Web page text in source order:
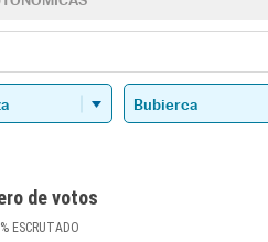
de votos
%ESCRUTADO